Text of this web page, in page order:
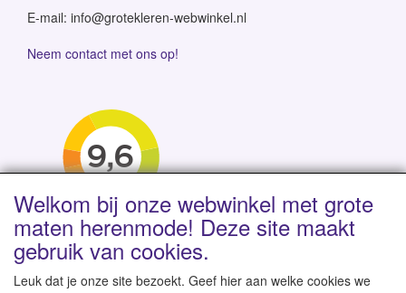
E-mail: info@grotekleren-webwinkel.nl
Neem contact met ons op!
Welkom bij onze webwinkel met grote
maten herenmode! Deze site maakt
gebruik van cookies.
Leuk dat je onze site bezoekt. Geef hier aan welke cookies we